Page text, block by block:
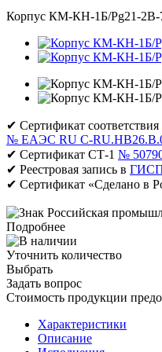
Корпус КМ-КН-1Б/Pg21-2В-
✔ Сертификат
№ ЕАЭС RU C-
✔ Сертификат СТ-1 №
✔ Реестровая запись в
✔ Сертификат «Сделано в
Подробнее
Уточнить количество
Выбрать
Задать вопрос
Стоимость продукции
Характеристики
Описание